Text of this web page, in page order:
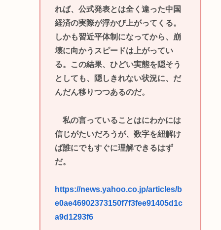
れば、公式発表とは全く違った中国
経済の実際が浮かび上がってくる。
しかも習近平体制になってから、崩
壊に向かうスピードは上がってい
る。この結果、ひどい実態を隠そう
としても、隠しきれない状況に、だ
んだん移りつつあるのだ。
私の言っていることはにわかには
信じがたいだろうが、数字を紐解け
ば誰にでもすぐに理解できるはず
だ。
https://news.yahoo.co.jp/articles/b
e0ae46902373150f7f3fee91405d1c
a9d1293f6